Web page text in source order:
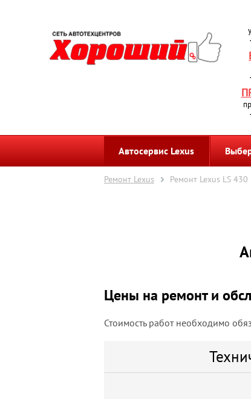
Автосервис Lexus
Ремонт Lexus Ремонт Lexus LS 430
Цены на ремонт и
Стоимость работ необходимо